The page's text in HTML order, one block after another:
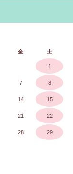
金 土
1
7 8
14 15
21 22
28 29